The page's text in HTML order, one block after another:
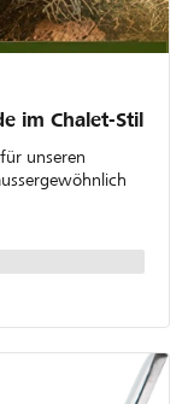
im Chalet-Stil
unseren